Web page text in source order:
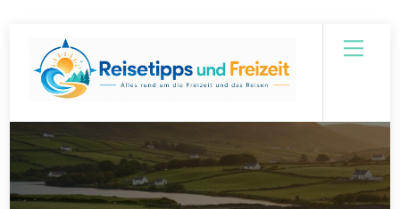
content